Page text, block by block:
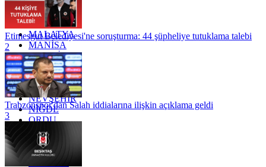
KONYA
KÜTAHYA
KİLİS
MALATYA
MANİSA
MARDİN
MERSİN
MUĞLA
MUŞ
NEVŞEHİR
NİĞDE
ORDU
OSMANİYE
RİZE
SAKARYA
Etimesgut Belediyesi'ne soruşturma: 44 şüpheliye tutuklama talebi
2
Trabzonspor'dan Salah iddialarına ilişkin açıklama geldi
3